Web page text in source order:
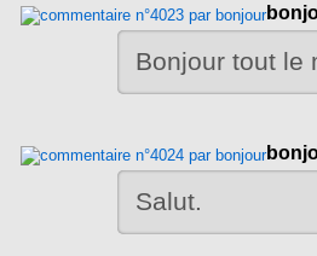
Bonjour tout le
Salut.